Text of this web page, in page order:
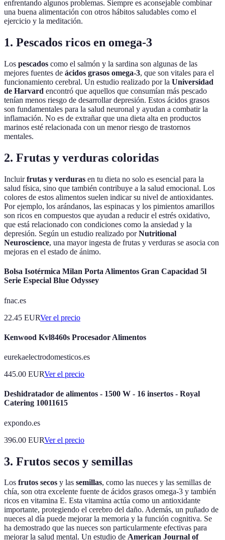
enfrentando algunos problemas. Siempre es aconsejable combinar
una buena alimentación con otros hábitos saludables como el
ejercicio y la meditación.
1. Pescados ricos en omega-3
Los pescados como el salmón y la sardina son algunas de las
mejores fuentes de ácidos grasos omega-3, que son vitales para el
funcionamiento cerebral. Un estudio realizado por la Universidad
de Harvard encontró que aquellos que consumían más pescado
tenían menos riesgo de desarrollar depresión. Estos ácidos grasos
son fundamentales para la salud neuronal y ayudan a combatir la
inflamación. No es de extrañar que una dieta alta en productos
marinos esté relacionada con un menor riesgo de trastornos
mentales.
2. Frutas y verduras coloridas
Incluirfrutas y verduras en tu dieta no solo es esencial para la
salud física, sino que también contribuye a la salud emocional. Los
colores de estos alimentos suelen indicar su nivel de antioxidantes.
Por ejemplo, los arándanos, las espinacas y los pimientos amarillos
son ricos en compuestos que ayudan a reducir el estrés oxidativo,
que está relacionado con condiciones como la ansiedad y la
depresión. Según un estudio realizado porNutritional
Neuroscience, una mayor ingesta de frutas y verduras se asocia con
mejoras en el estado de ánimo.
Bolsa Isotérmica Milan Porta Alimentos Gran Capacidad 5l
Serie Especial Blue Odyssey
fnac.es
22.45 EURVer el precio
Kenwood Kvl8460s Procesador Alimentos
eurekaelectrodomesticos.es
445.00 EURVer el precio
Deshidratador de alimentos - 1500 W - 16 insertos - Royal
Catering 10011615
expondo.es
396.00 EURVer el precio
3. Frutos secos y semillas
Los frutos secos y las semillas, como las nueces y las semillas de
chía, son otra excelente fuente de ácidos grasos omega-3 y también
ricos en vitamina E. Esta vitamina actúa como un antioxidante
importante, protegiendo el cerebro del daño. Además, un puñado de
nueces al día puede mejorar la memoria y la función cognitiva. Se
ha demostrado que las nueces son particularmente efectivas para
mejorar la salud mental. Un estudio de American Journal of